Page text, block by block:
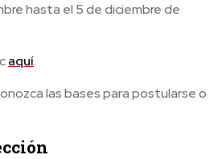
hasta el 5 de diciembre de
aquí.
las bases para postularse o